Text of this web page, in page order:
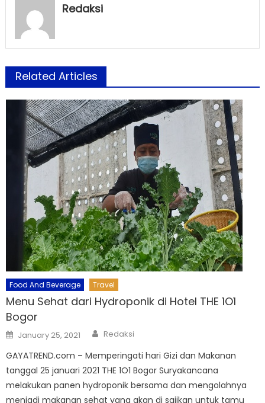
Redaksi
Related Articles
Food And Beverage Travel
Menu Sehat dari Hydroponik di Hotel THE 1O1
Bogor
Posted
on
January 25, 2021 Author
Redaksi
GAYATREND.com – Memperingati hari Gizi dan Makanan
tanggal 25 januari 2021 THE 1O1 Bogor Suryakancana
melakukan panen hydroponik bersama dan mengolahnya
menjadi makanan sehat yang akan di sajikan untuk tamu